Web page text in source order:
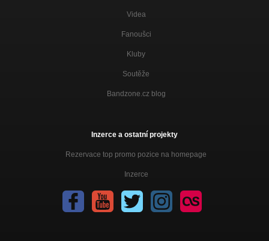
Videa
Fanoušci
Kluby
Soutěže
Bandzone.cz blog
Inzerce a ostatní projekty
Rezervace top promo pozice na homepage
Inzerce